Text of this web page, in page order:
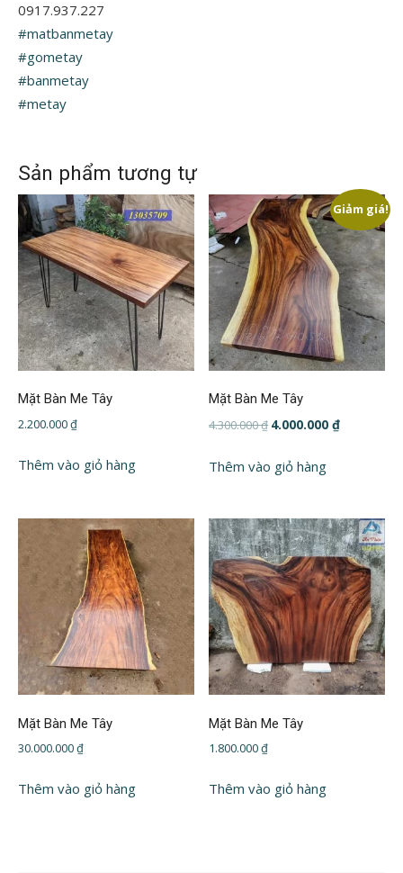
0917.937.227
#matbanmetay
#gometay
#banmetay
#metay
Sản phẩm tương tự
Mặt Bàn Me Tây
2.200.000₫
Thêm vào giỏ hàng
Giảm giá!
Mặt Bàn Me Tây
4.300.000₫ Giá
là:
4.000.000₫Giá
Thêm vào giỏ hàng
Mặt Bàn Me Tây
30.000.000₫
Thêm vào giỏ hàng
Mặt Bàn Me Tây
1.800.000₫
Thêm vào giỏ hàng